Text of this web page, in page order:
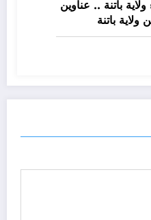
باتنة .. عناوين
باتنة